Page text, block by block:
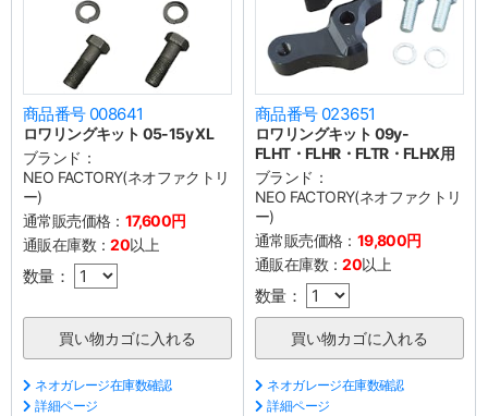
商品番号 008641
ロワリングキット 05-15y XL
ブランド：
NEO FACTORY(ネオファクトリ
ー)
通常販売価格： 17,600円
通販在庫数：20以上
数量：
ネオガレージ在庫数確認
詳細ページ
商品番号 023651
ロワリングキット 09y-
FLHT・FLHR・FLTR・FLHX用
ブランド：
NEO FACTORY(ネオファクトリ
ー)
通常販売価格： 19,800円
通販在庫数：20以上
数量：
ネオガレージ在庫数確認
詳細ページ